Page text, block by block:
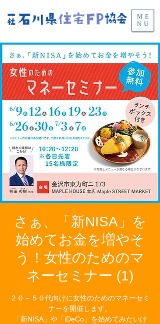
ME
NU
さぁ、「新NISA」を
始めてお金を増やそ
う！女性のためのマ
ネーセミナー (1)
２０～５０代向けに女性のためのマネーセミ
ナーを開催します。
「新NISA」や「iDeCo」を始めてみたいけ